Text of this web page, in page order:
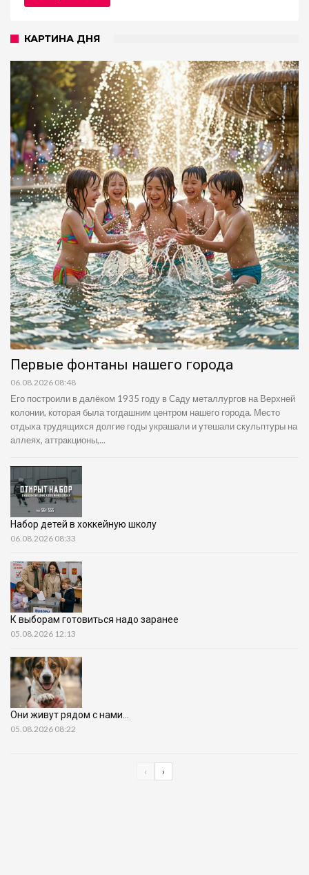
КАРТИНА ДНЯ
Первые фонтаны нашего города
06.08.2026 08:48
Его построили в далёком 1935 году в Саду металлургов на Верхней
колонии, которая была тогдашним центром нашего города. Место
отдыха трудящихся долгие годы украшали и утешали скульптуры на
аллеях, аттракционы,...
Набор детей в хоккейную школу
06.08.2026 08:33
К выборам готовиться надо заранее
05.08.2026 12:13
Они живут рядом с нами…
05.08.2026 08:22
‹ ›